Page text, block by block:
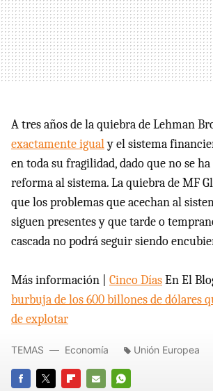
A tres años de la quiebra de Lehman
exactamente igualy el sistema
en toda su fragilidad, dado que no se
reforma al sistema. La quiebra de MF
que los problemas que acechan al
siguen presentes y que tarde o
cascada no podrá seguir siendo
Más información | Cinco DíasEn El
burbuja de los 600 billones de dólares
de explotar
TEMAS Economía Unión Europea